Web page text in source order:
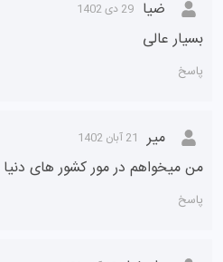
ضیا 29 دی 1402
بسیار عالی
پاسخ
میر 21 آبان 1402
من میخواهم در مور کشور های
پاسخ